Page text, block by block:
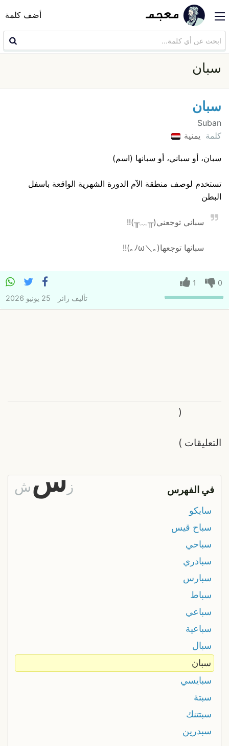
أضف كلمة
سبان
سبان
Suban
كلمة يمنية
سبان، أو سباني، أو سبانها (اسم)
تستخدم لوصف منطقة الآم الدورة الشهرية الواقعة باسفل
البطن
سباني توجعني⁦(⁠╥⁠﹏⁠╥⁠)⁩!!
سبانها توجعها⁦(⁠｡⁠ﾉ⁠ω⁠＼⁠｡⁠)⁩!!
0
1
تأليف زائر 25 يونيو 2026
التعليقات
(
)
في الفهرس ز سش
سايكو
سباح قيس
سباحي
سبادري
سبارس
سباط
سباعي
سباعية
سبال
سبان
سبايسي
سبتة
سبتتنك
سبدرين